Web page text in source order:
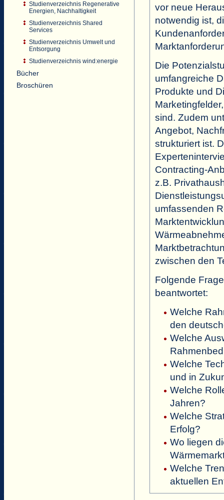
Studienverzeichnis Regenerative
Energien, Nachhaltigkeit
Studienverzeichnis Shared
Services
Studienverzeichnis Umwelt und
Entsorgung
Studienverzeichnis wind:energie
Bücher
Broschüren
vor neue
notwendig ist,
Die
umfangreiche
Produkte und
sind. Zudem
Angebot,
strukturiert ist.
Contracting-
z.B.
umfassenden
zwischen den
Folgende
beantwortet:
Welche
den
Welche
Welche
und in
Welche
Jahren?
Welche
Erfolg?
Wo liegen
Welche
aktuellen